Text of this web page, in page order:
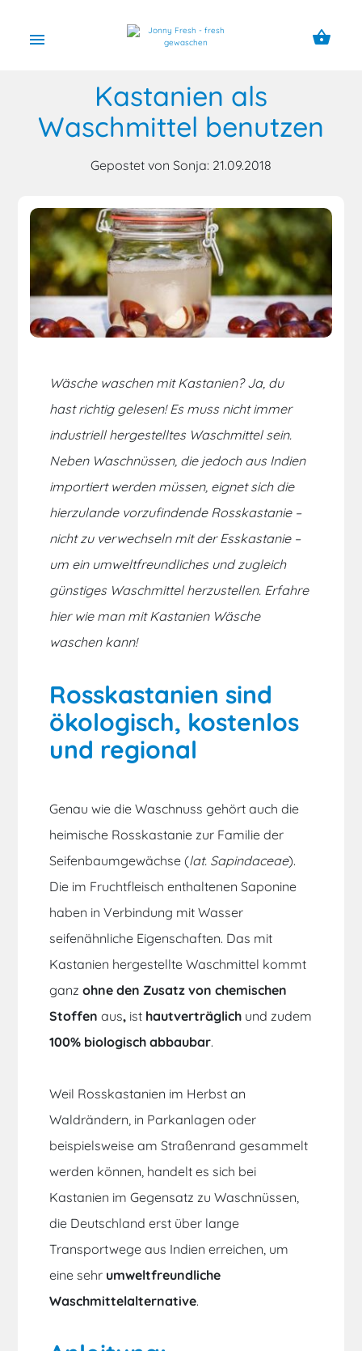
menu shopping_basket
Kastanien als
Waschmittel benutzen
Gepostet von Sonja: 21.09.2018
Wäsche waschen mit Kastanien? Ja, du
hast richtig gelesen! Es muss nicht immer
industriell hergestelltes Waschmittel sein.
Neben Waschnüssen, die jedoch aus Indien
importiert werden müssen, eignet sich die
hierzulande vorzufindende Rosskastanie –
nicht zu verwechseln mit der Esskastanie –
um ein umweltfreundliches und zugleich
günstiges Waschmittel herzustellen. Erfahre
hier wie man mit Kastanien Wäsche
waschen kann!
Rosskastanien sind
ökologisch, kostenlos
und regional
Genau wie die Waschnuss gehört auch die
heimische Rosskastanie zur Familie der
Seifenbaumgewächse (lat. Sapindaceae).
Die im Fruchtfleisch enthaltenen Saponine
haben in Verbindung mit Wasser
seifenähnliche Eigenschaften. Das mit
Kastanien hergestellte Waschmittel kommt
ganzohne den Zusatz von chemischen
Stoffenaus, ist hautverträglich und zudem
100% biologisch abbaubar.
Weil Rosskastanien im Herbst an
Waldrändern, in Parkanlagen oder
beispielsweise am Straßenrand gesammelt
werden können, handelt es sich bei
Kastanien im Gegensatz zu Waschnüssen,
die Deutschland erst über lange
Transportwege aus Indien erreichen, um
eine sehr umweltfreundliche
Waschmittelalternative.